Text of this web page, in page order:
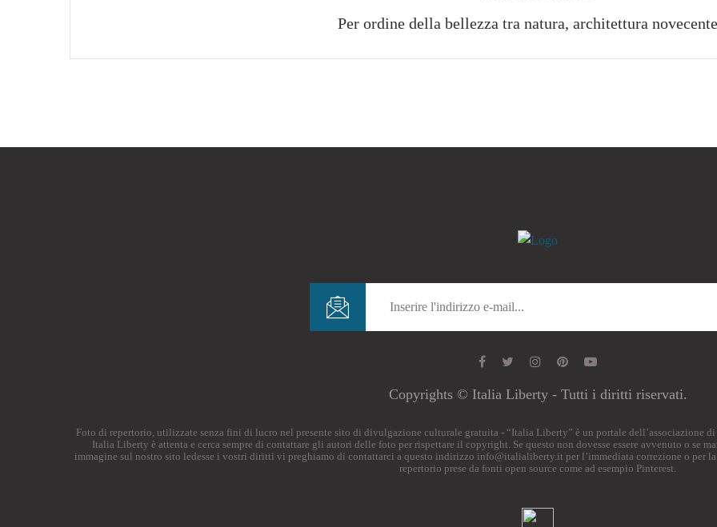
Per ordine della bellezza tra natura, architettura
Copyrights © Italia Liberty - Tutti i diritti riservati.
Foto di repertorio, utilizzate senza fini di lucro nel presente sito di divulgazione culturale gratuita - “Italia Liberty” è un portale dell’associazione
Italia Liberty è attenta e cerca sempre di contattare gli autori delle foto per rispettare il copyright. Se questo non dovesse essere avvenuto o se
immagine sul nostro sito ledesse i vostri diritti vi preghiamo di contattarci a questo indirizzo info@italialiberty.it per l’immediata correzione o per
repertorio prese da fonti open source come ad esempio Pinterest.